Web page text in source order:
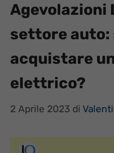
Agevolazioni
settore auto:
acquistare
elettrico?
2 Aprile 2023 di